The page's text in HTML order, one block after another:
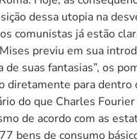
dessa utopia na
comunistas já estão
previu em sua
de suas fantasias”, os
diretamente para dentro
do que Charles
de acordo com as
bens de consumo